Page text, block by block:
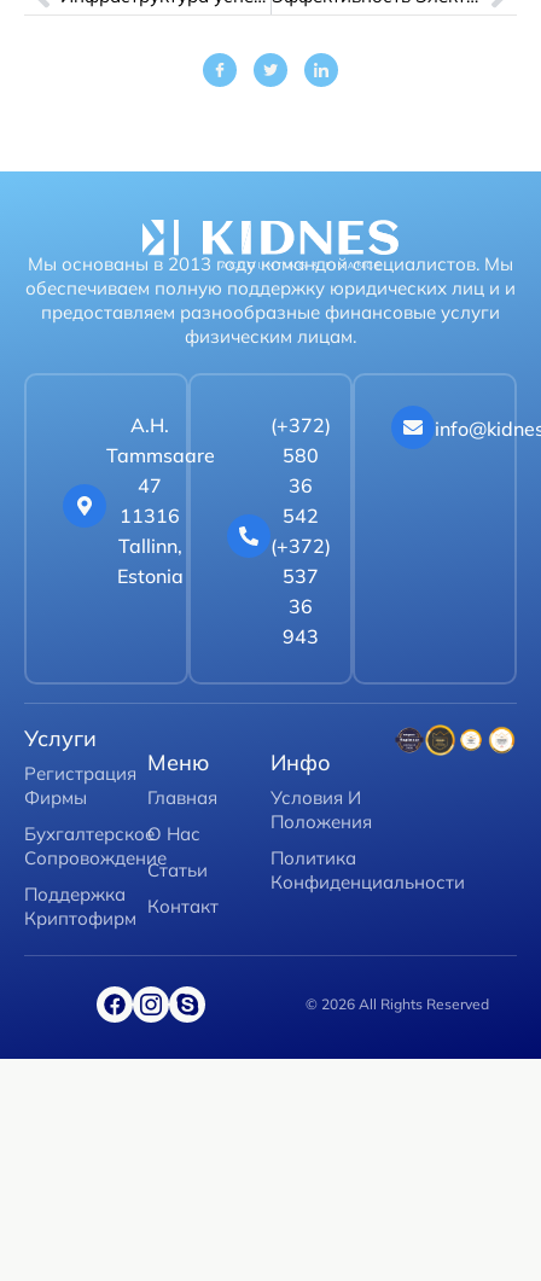
Мы основаны в 2013 году командой специалистов. Мы
обеспечиваем полную поддержку юридических лиц и и
предоставляем разнообразные финансовые услуги
физическим лицам.
A.H.
Tammsaare
47
11316
Tallinn,
Estonia
(+372)
580
36
542
(+372)
537
36
943
Услуги
Регистрация
Фирмы
Бухгалтерское
Сопровождение
Поддержка
Криптофирм
Меню
Главная
О Нас
Статьи
Контакт
Инфо
Условия И
Положения
Политика
Конфиденциальности
© 2026 All Rights Reserved